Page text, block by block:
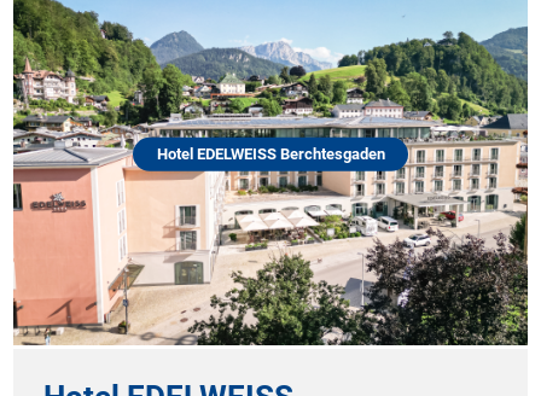
Hotel EDELWEISS Berchtesgaden